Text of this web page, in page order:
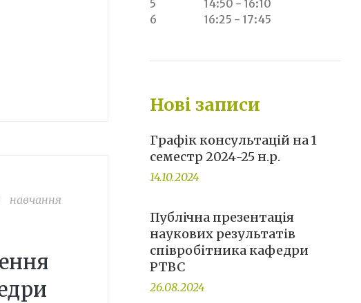
навчання
5
14:50 - 16:10
6
16:25 - 17:45
Нові записи
Графік консультацій на 1
семестр 2024-25 н.р.
14.10.2024
Публічна презентація
наукових результатів
співробітника кафедри
РТВС
26.08.2024